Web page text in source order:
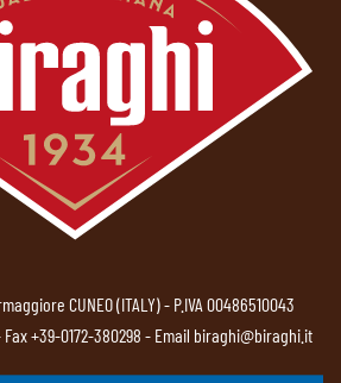
CUNEO (ITALY) - P.IVA 00486510043
+39-0172-380298 - Email biraghi@biraghi.it